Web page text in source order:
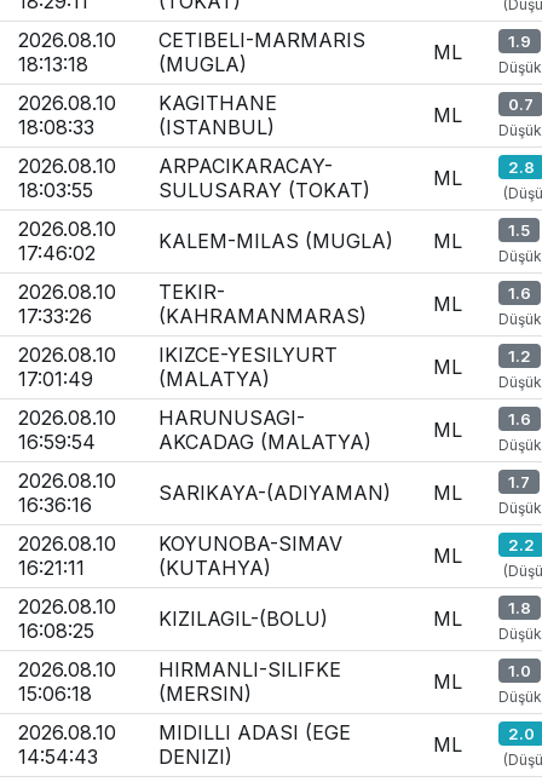
2026.08.10
18:13:18
CETIBELI-MARMARIS
(MUGLA)
ML 1.9
2026.08.10
18:08:33
KAGITHANE
(ISTANBUL)
ML 0.7
2026.08.10
18:03:55
ARPACIKARACAY-
SULUSARAY (TOKAT)
ML 2.8
2026.08.10
17:46:02
KALEM-MILAS (MUGLA) ML 1.5
2026.08.10
17:33:26
TEKIR-
(KAHRAMANMARAS)
ML 1.6
2026.08.10
17:01:49
IKIZCE-YESILYURT
(MALATYA)
ML 1.2
2026.08.10
16:59:54
HARUNUSAGI-
AKCADAG (MALATYA)
ML 1.6
2026.08.10
16:36:16
SARIKAYA-(ADIYAMAN) ML 1.7
2026.08.10
16:21:11
KOYUNOBA-SIMAV
(KUTAHYA)
ML 2.2
2026.08.10
16:08:25
KIZILAGIL-(BOLU) ML 1.8
2026.08.10
15:06:18
HIRMANLI-SILIFKE
(MERSIN)
ML 1.0
2026.08.10
14:54:43
MIDILLI ADASI (EGE
DENIZI)
ML 2.0